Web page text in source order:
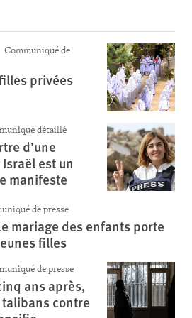
Communiqué de
privées
détaillé
d’une
est un
manifeste
de presse
mariage des enfants porte
filles
de presse
ans après,
contre